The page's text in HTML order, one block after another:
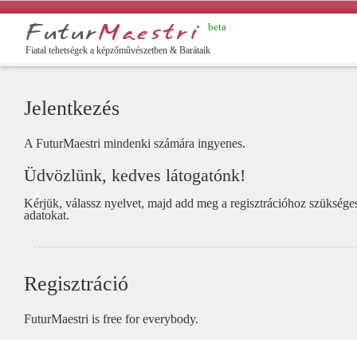
Fiatal tehetségek a képzőművészetben & Barátaik
beta
Jelentkezés
A FuturMaestri mindenki számára ingyenes.
Üdvözlünk, kedves látogatónk!
Kérjük, válassz nyelvet, majd add meg a regisztrációhoz
adatokat.
Regisztráció
FuturMaestri is free for everybody.